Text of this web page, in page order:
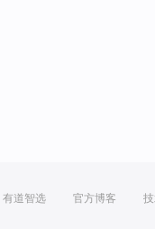
有道智选 官方博客